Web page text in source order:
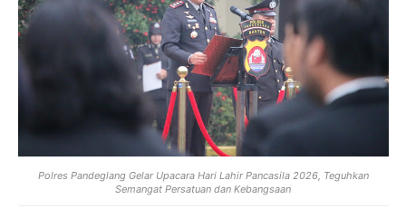
Polres Pandeglang Gelar Upacara Hari Lahir Pancasila 2026, Teguhkan
Semangat Persatuan dan Kebangsaan